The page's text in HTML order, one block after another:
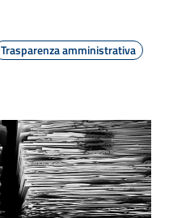
Trasparenza amministrativa